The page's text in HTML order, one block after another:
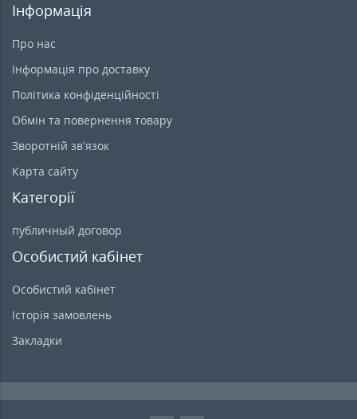
Інформація
Про нас
Інформація про доставку
Політика конфіденційності
Обмін та повернення товару
Зворотній зв’язок
Карта сайту
Категорії
публичный договор
Особистий кабінет
Особистий кабінет
Історія замовлень
Закладки